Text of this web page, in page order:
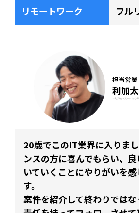
リモートワーク フル
担当営業
利加
※担当者は変更になる
20歳でこのIT業界に入りま
ンスの方に喜んでもらい、
いていくことにやりがいを
す。
案件を紹介して終わりでは